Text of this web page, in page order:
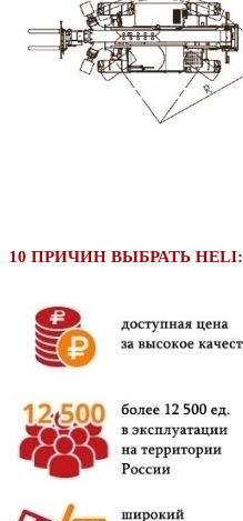
10 ПРИЧИН ВЫБРАТЬ HELI: